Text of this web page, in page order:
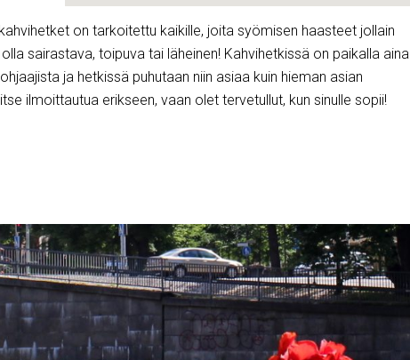
on tarkoitettu kaikille, joita syömisen haasteet jollain
sairastava, toipuva tai läheinen! Kahvihetkissä on paikalla aina
ja hetkissä puhutaan niin asiaa kuin hieman asian
ilmoittautua erikseen, vaan olet tervetullut, kun sinulle sopii!